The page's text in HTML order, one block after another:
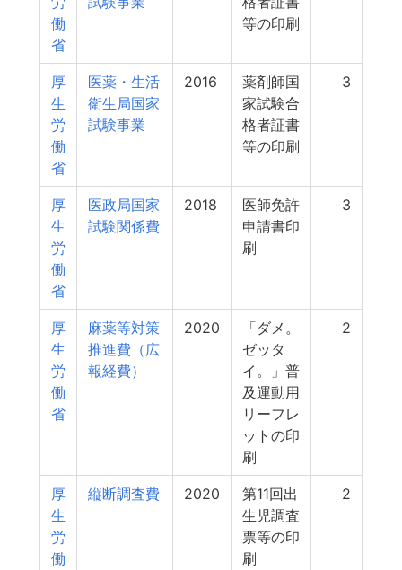
働
省
等の印刷
厚
生
労
働
省
医薬・生活
衛生局国家
試験事業
2016
薬剤師国
家試験合
格者証書
等の印刷
3
厚
生
労
働
省
医政局国家
試験関係費
2018
医師免許
申請書印
刷
3
厚
生
労
働
省
麻薬等対策
推進費（広
報経費）
2020
「ダメ。
ゼッタ
イ。」普
及運動用
リーフレ
ットの印
刷
2
厚
生
労
働
縦断調査費 2020
第11回出
生児調査
票等の印
刷
2